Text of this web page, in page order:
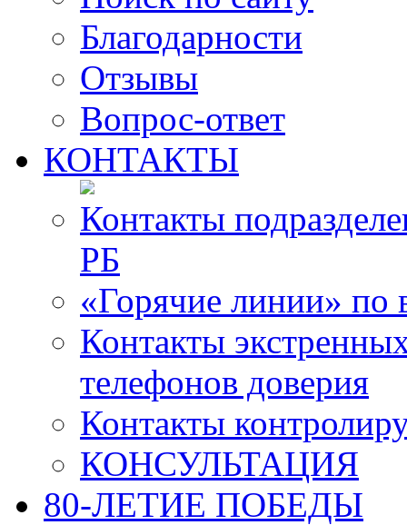
Благодарности
Отзывы
Вопрос-ответ
КОНТАКТЫ
Контакты
РБ
«Горячие линии» по
Контакты
телефонов доверия
Контакты
КОНСУЛЬТАЦИЯ
80-ЛЕТИЕ ПОБЕДЫ